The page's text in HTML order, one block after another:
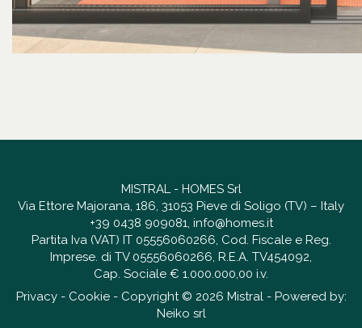
MISTRAL - HOMES Srl
Via Ettore Majorana, 186, 31053 Pieve di Soligo (TV) – Italy
+39 0438 909081, info@homes.it
Partita Iva (VAT) IT 05556060266, Cod. Fiscale e Reg.
Imprese. di TV 05556060266, R.E.A. TV454092,
Cap. Sociale € 1.000.000,00 i.v.
Privacy- Cookie- Copyright © 2026 Mistral - Powered by:
Neiko srl